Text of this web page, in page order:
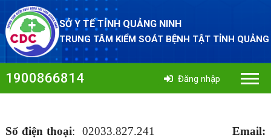
SỞ Y TẾ TỈNH QUẢNG NINH
TRUNG TÂM KIỂM SOÁT BỆNH TẬT TỈNH
Đăng nhập
1900866814
Số điện thoại: 02033.827.241Email: